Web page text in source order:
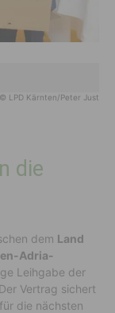
© LPD Kärnten/Peter Just
die
dem Land
Adria-
Leihgabe der
Vertrag sichert
die nächsten